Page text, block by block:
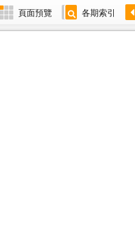
頁面預覽 各期索引